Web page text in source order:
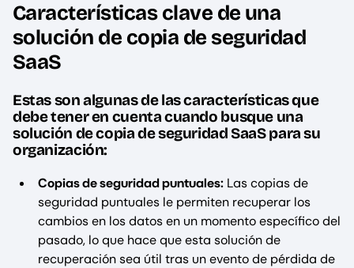
Características clave de una
solución de copia de seguridad
SaaS
Estas son algunas de las características que
debe tener en cuenta cuando busque una
solución de copia de seguridad SaaS para su
organización:
Copias de seguridad puntuales: Las copias de
seguridad puntuales le permiten recuperar los
cambios en los datos en un momento específico del
pasado, lo que hace que esta solución de
recuperación sea útil tras un evento de pérdida de